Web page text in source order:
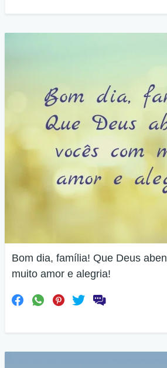
Bom dia, família! Que Deus
muito amor e alegria!